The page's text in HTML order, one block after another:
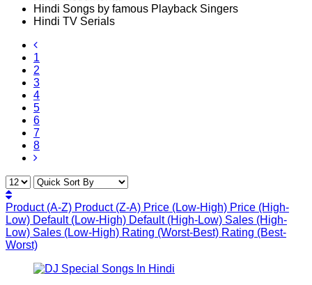
Hindi Songs by famous Playback Singers
Hindi TV Serials
1
2
3
4
5
6
7
8
Product (A-Z) Product (Z-A) Price (Low-High) Price (High-
Low) Default (Low-High) Default (High-Low) Sales (High-
Low) Sales (Low-High) Rating (Worst-Best) Rating (Best-
Worst)